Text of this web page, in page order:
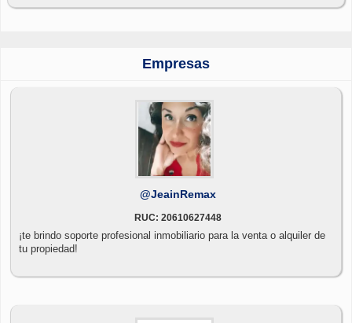
Empresas
@JeainRemax
RUC: 20610627448
¡te brindo soporte profesional inmobiliario para la venta o alquiler de
tu propiedad!